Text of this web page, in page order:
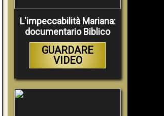
L'impeccabilità Mariana:
documentario Biblico
GUARDARE
VIDEO